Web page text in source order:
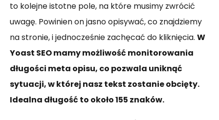
to kolejne istotne pole, na które musimy zwrócić
uwagę. Powinien on jasno opisywać, co znajdziemy
na stronie, i jednocześnie zachęcać do kliknięcia. W
Yoast SEO mamy możliwość monitorowania
długości meta opisu, co pozwala uniknąć
sytuacji, w której nasz tekst zostanie obcięty.
Idealna długość to około 155 znaków.